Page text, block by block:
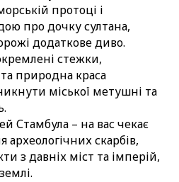
протоці і
про дочку султана,
додаткове диво.
стежки,
природна краса
міської метушні та
Стамбула – на вас чекає
скарбів,
з давніх міст та імперій,